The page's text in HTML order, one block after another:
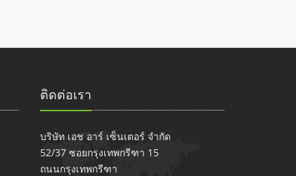
ติดต่อเรา
บริษัท เอช อาร์ เซ็นเตอร์ จำกัด
52/37 ซอยกรุงเทพกรีฑา 15
ถนนกรุงเทพกรีฑา